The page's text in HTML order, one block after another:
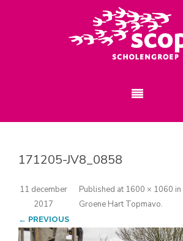
171205-JV8_0858
Published
11 december
2017
at 1600 × 1060 in
Groene Hart Topmavo.
← PREVIOUS